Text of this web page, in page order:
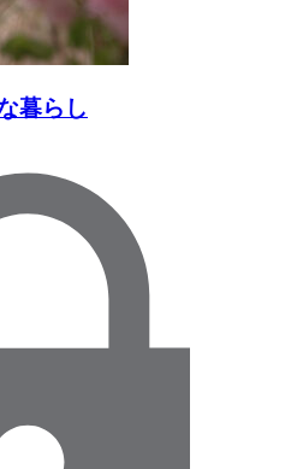
暮らし